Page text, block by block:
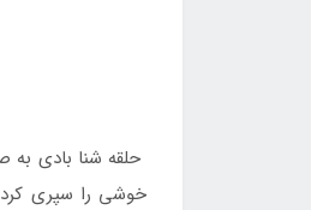
حلقه شنا بادی
خوشی را سپری